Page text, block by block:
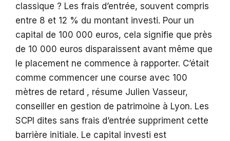
classique ? Les frais d’entrée, souvent compris
entre 8 et 12 % du montant investi. Pour un
capital de 100 000 euros, cela signifie que près
de 10 000 euros disparaissent avant même que
le placement ne commence à rapporter. C’était
comme commencer une course avec 100
mètres de retard , résume Julien Vasseur,
conseiller en gestion de patrimoine à Lyon. Les
SCPI dites sans frais d’entrée suppriment cette
barrière initiale. Le capital investi est